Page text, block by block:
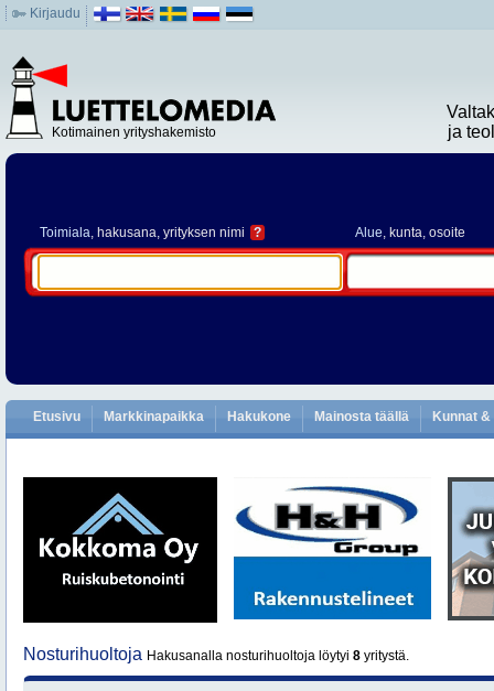
Kirjaudu
Kotimainen yrityshakemisto
ja
Toimiala, hakusana, yrityksen nimi ? Alue, kunta, osoite
Etusivu Markkinapaikka Hakukone Mainosta täällä Kunnat
Nosturihuoltoja Hakusanalla nosturihuoltoja löytyi 8 yritystä.